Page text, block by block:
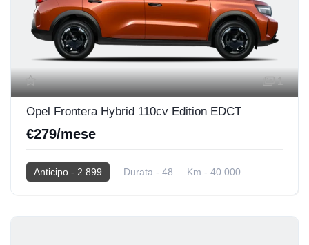
1
Opel Frontera Hybrid 110cv Edition EDCT
€279/mese
Anticipo - 2.899 Durata - 48
Km - 40.000